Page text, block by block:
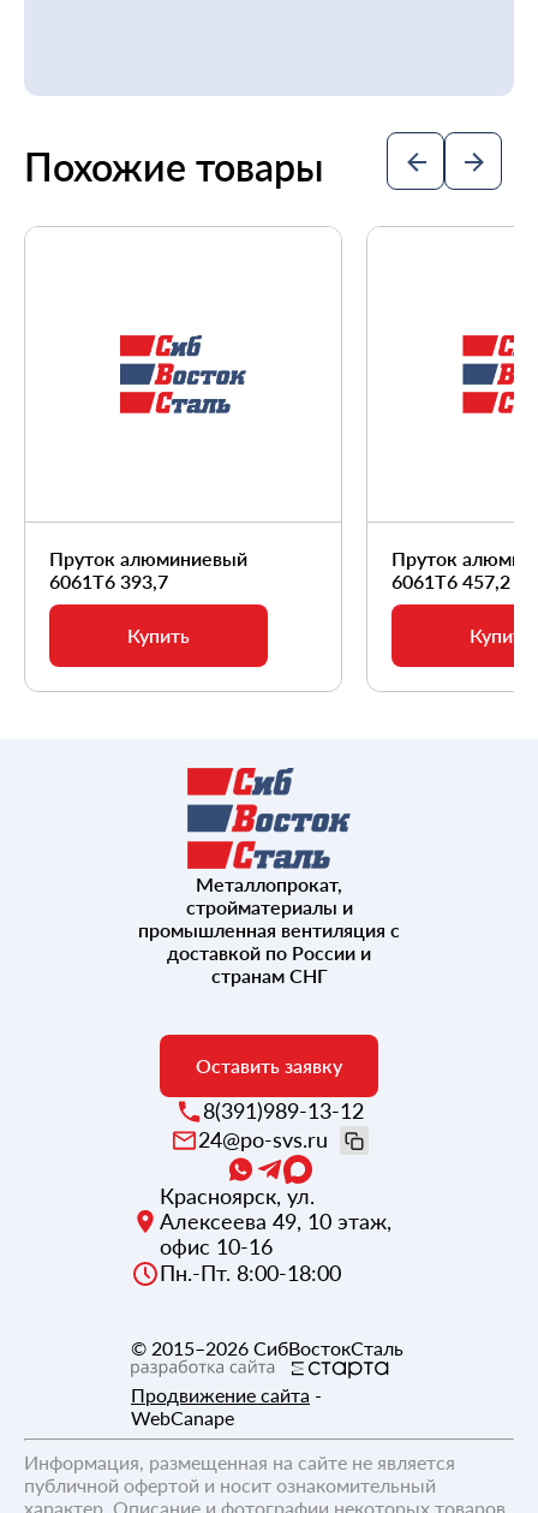
Похожие товары
Пруток алюминиевый
6061Т6 393,7
Купить
Пруток
6061Т6 457,2
Купить
Металлопрокат,
стройматериалы и
промышленная вентиляция с
доставкой по России и
странам СНГ
Оставить заявку
8(391)989-13-12
24@po-svs.ru
Красноярск, ул.
Алексеева 49, 10 этаж,
офис 10-16
Пн.-Пт. 8:00-18:00
© 2015–2026 СибВостокСталь
Продвижение сайта -
WebCanape
Информация, размещенная на сайте не является
публичной офертой и носит ознакомительный
характер. Описание и фотографии некоторых товаров